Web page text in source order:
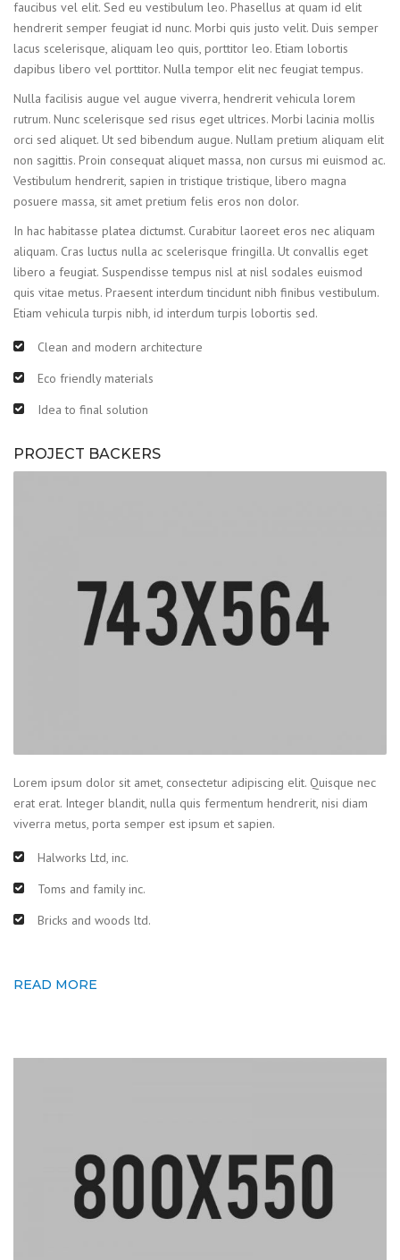
faucibus vel elit. Sed eu vestibulum leo. Phasellus at quam id elit
hendrerit semper feugiat id nunc. Morbi quis justo velit. Duis semper
lacus scelerisque, aliquam leo quis, porttitor leo. Etiam lobortis
dapibus libero vel porttitor. Nulla tempor elit nec feugiat tempus.
Nulla facilisis augue vel augue viverra, hendrerit vehicula lorem
rutrum. Nunc scelerisque sed risus eget ultrices. Morbi lacinia mollis
orci sed aliquet. Ut sed bibendum augue. Nullam pretium aliquam elit
non sagittis. Proin consequat aliquet massa, non cursus mi euismod ac.
Vestibulum hendrerit, sapien in tristique tristique, libero magna
posuere massa, sit amet pretium felis eros non dolor.
In hac habitasse platea dictumst. Curabitur laoreet eros nec aliquam
aliquam. Cras luctus nulla ac scelerisque fringilla. Ut convallis eget
libero a feugiat. Suspendisse tempus nisl at nisl sodales euismod
quis vitae metus. Praesent interdum tincidunt nibh finibus vestibulum.
Etiam vehicula turpis nibh, id interdum turpis lobortis sed.
Clean and modern architecture
Eco friendly materials
Idea to final solution
PROJECT BACKERS
Lorem ipsum dolor sit amet, consectetur adipiscing elit. Quisque nec
erat erat. Integer blandit, nulla quis fermentum hendrerit, nisi diam
viverra metus, porta semper est ipsum et sapien.
Halworks Ltd, inc.
Toms and family inc.
Bricks and woods ltd.
READ MORE